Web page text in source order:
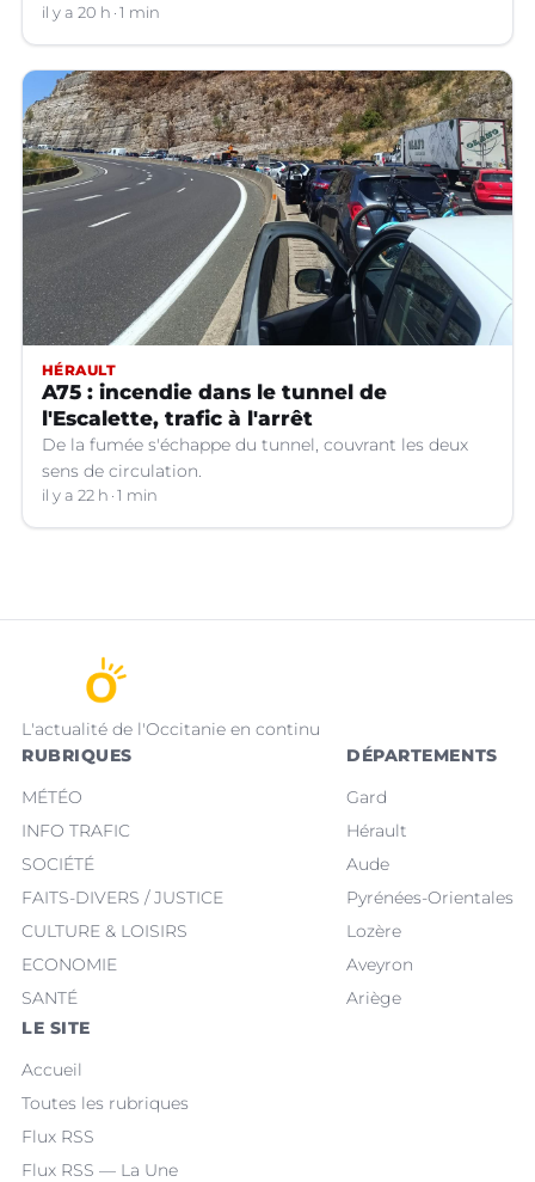
il y a 20 h 1 min
HÉRAULT
A75 : incendie dans le tunnel de
l'Escalette, trafic à l'arrêt
De la fumée s'échappe du tunnel, couvrant les deux
sens de circulation.
il y a 22 h 1 min
L'actualité de l'Occitanie en continu
RUBRIQUES
MÉTÉO
INFO TRAFIC
SOCIÉTÉ
FAITS-DIVERS / JUSTICE
CULTURE & LOISIRS
ECONOMIE
SANTÉ
DÉPARTEMENTS
Gard
Hérault
Aude
Pyrénées-Orientales
Lozère
Aveyron
Ariège
LE SITE
Accueil
Toutes les rubriques
Flux RSS
Flux RSS — La Une